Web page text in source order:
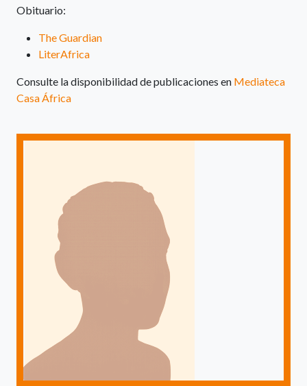
Obituario:
The Guardian
LiterAfrica
Consulte la disponibilidad de publicaciones en Mediateca
Casa África